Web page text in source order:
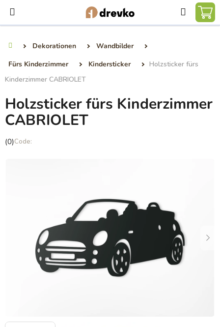
Inhalt
springen
Suchen
Dekorationen
Wandbilder
Fürs Kinderzimmer
Kindersticker
Holzsticker fürs
Kinderzimmer CABRIOLET
Holzsticker fürs Kinderzimmer
CABRIOLET
Die
(0)